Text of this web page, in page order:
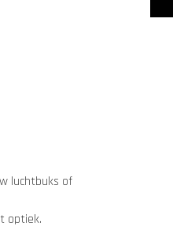
luchtbuks of
optiek.